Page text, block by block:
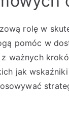
rolę w
pomóc w
ważnych
jak